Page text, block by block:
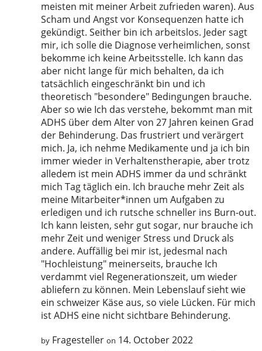
meisten mit meiner Arbeit zufrieden waren). Aus
Scham und Angst vor Konsequenzen hatte ich
gekündigt. Seither bin ich arbeitslos. Jeder sagt
mir, ich solle die Diagnose verheimlichen, sonst
bekomme ich keine Arbeitsstelle. Ich kann das
aber nicht lange für mich behalten, da ich
tatsächlich eingeschränkt bin und ich
theoretisch "besondere" Bedingungen brauche.
Aber so wie Ich das verstehe, bekommt man mit
ADHS über dem Alter von 27 Jahren keinen Grad
der Behinderung. Das frustriert und verärgert
mich. Ja, ich nehme Medikamente und ja ich bin
immer wieder in Verhaltenstherapie, aber trotz
alledem ist mein ADHS immer da und schränkt
mich Tag täglich ein. Ich brauche mehr Zeit als
meine Mitarbeiter*innen um Aufgaben zu
erledigen und ich rutsche schneller ins Burn-out.
Ich kann leisten, sehr gut sogar, nur brauche ich
mehr Zeit und weniger Stress und Druck als
andere. Auffällig bei mir ist, jedesmal nach
"Hochleistung" meinerseits, brauche Ich
verdammt viel Regenerationszeit, um wieder
abliefern zu können. Mein Lebenslauf sieht wie
ein schweizer Käse aus, so viele Lücken. Für mich
ist ADHS eine nicht sichtbare Behinderung.
by Fragesteller on 14. October 2022